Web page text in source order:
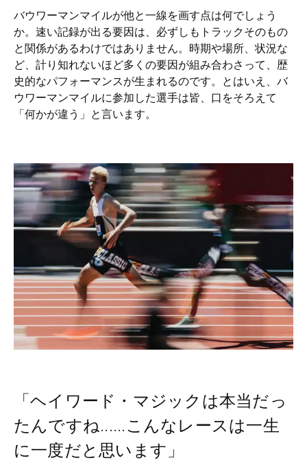
バウワーマンマイルが他と一線を画す点は何でしょう
か。速い記録が出る要因は、必ずしもトラックそのもの
と関係があるわけではありません。時期や場所、状況な
ど、計り知れないほど多くの要因が組み合わさって、歴
史的なパフォーマンスが生まれるのです。とはいえ、バ
ウワーマンマイルに参加した選手は皆、口をそろえて
「何かが違う」と言います。
「ヘイワード・マジックは本当だっ
たんですね......こんなレースは一生
に一度だと思います」